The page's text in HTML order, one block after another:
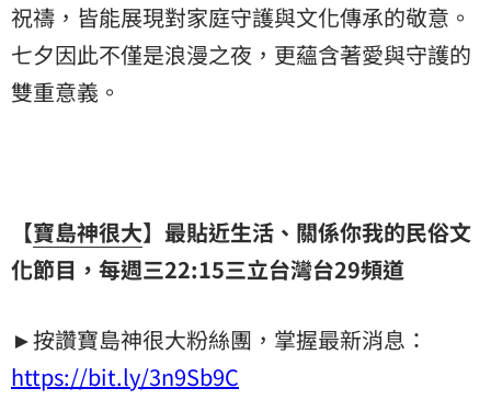
祝禱，皆能展現對家庭守護與文化傳承的敬意。
七夕因此不僅是浪漫之夜，更蘊含著愛與守護的
雙重意義。
【寶島神很大】最貼近生活、關係你我的民俗文
化節目，每週三22:15三立台灣台29頻道
►按讚寶島神很大粉絲團，掌握最新消息：
https://bit.ly/3n9Sb9C